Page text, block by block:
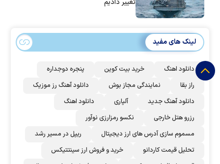
تغییر دادیم
لینک های مفید
دانلود اهنگ خرید بیت کوین
پنجره دوجداره
راز بقا
نمایندگی مجاز بوش
دانلود آهنگ رز‌ موزیک
دانلود آهنگ جدید
آلپاری
دانلود اهنگ
رزرو هتل خارجی
نکسو رمزارزی نوآور
مسموم سازی آدرس های ارز دیجیتال
ریپل در مسیر رشد
تحلیل قیمت کاردانو
خرید و فروش ارز سینتتیکس